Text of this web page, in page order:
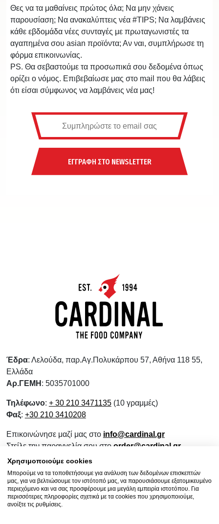
Θες να τα μαθαίνεις πρώτος όλα; Να μην χάνεις
παρουσίαση; Να ανακαλύπτεις νέα #TIPS; Να λαμβάνεις
κάθε εβδομάδα νέες συνταγές με πρωταγωνιστές τα
αγαπημένα σου asian προϊόντα; Αν ναι, συμπλήρωσε τη
φόρμα επικοινωνίας.
PS. Θα σεβαστούμε τα προσωπικά σου δεδομένα όπως
ορίζει ο νόμος. Επιβεβαίωσε μας στο mail που θα λάβεις
ότι είσαι σύμφωνος να λαμβάνεις νέα μας!
ΕΓΓΡΑΦΗ ΣΤΟ NEWSLETTER
Έδρα: Λελούδα, παρ.Αγ.Πολυκάρπου 57, Αθήνα 118 55,
Ελλάδα
Αρ.ΓΕΜΗ : 5035701000
Τηλέφωνο: + 30 210 3471135(10 γραμμές)
Φαξ: +30 210 3410208
Επικοινώνησε μαζί μας στο info@cardinal.gr
Στείλε την παραγγελία σου στο order@cardinal.gr
Για αγορές λιανικής
www.wokshop.gr
Όροι Χρήσης
Πολιτική Προστασίας Προσωπικών Δεδομένων
Πολιτική Επιστροφών
Χρησιμοποιούμε cookies
Μπορούμε να τα τοποθετήσουμε για ανάλυση των δεδομένων επισκεπτών
μας, για να βελτιώσουμε τον ιστότοπό μας, να παρουσιάσουμε εξατομικευμένο
περιεχόμενο και να σας προσφέρουμε μια μεγάλη εμπειρία ιστοτόπου. Για
περισσότερες πληροφορίες σχετικά με τα cookies που χρησιμοποιούμε,
ανοίξτε τις ρυθμίσεις.